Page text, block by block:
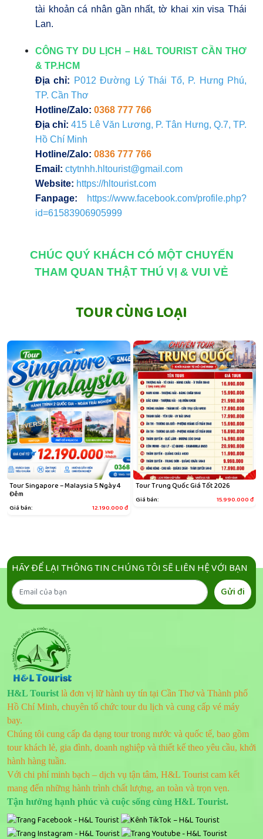
tài khoản cá nhân gần nhất, tờ khai xin visa Thái
Lan.
CÔNG TY DU LỊCH – H&L TOURIST CẦN THƠ
& TP.HCM
Địa chỉ: P012 Đường Lý Thái Tổ, P. Hưng Phú,
TP. Cần Thơ
Hotline/Zalo: 0368 777 766
Địa chỉ: 415 Lê Văn Lương, P. Tân Hưng, Q.7, TP.
Hồ Chí Minh
Hotline/Zalo: 0836 777 766
Email: ctytnhh.hltourist@gmail.com
Website: https://hltourist.com
Fanpage:
https://www.facebook.com/profile.php?
id=61583906905999
CHÚC QUÝ KHÁCH CÓ MỘT CHUYẾN
THAM QUAN THẬT THÚ VỊ & VUI VẺ
TOUR CÙNG LOẠI
Tour Singapore – Malaysia 5 Ngày 4
Đêm
Giá bán: 12.190.000đ
Tour Trung Quốc Giá Tốt 2026
Giá bán: 15.990.000đ
HÃY ĐỂ LẠI THÔNG TIN CHÚNG TÔI SẼ LIÊN HỆ VỚI BẠN
Gửi đi
H&L Tourist là đơn vị lữ hành uy tín tại Cần Thơ và Thành phố
Hồ Chí Minh, chuyên tổ chức tour du lịch và cung cấp vé máy
bay.
Chúng tôi cung cấp đa dạng tour trong nước và quốc tế, bao gồm
tour khách lẻ, gia đình, doanh nghiệp và thiết kế theo yêu cầu, khởi
hành hàng tuần.
Với chi phí minh bạch – dịch vụ tận tâm, H&L Tourist cam kết
mang đến những hành trình chất lượng, an toàn và trọn vẹn.
Tận hưởng hạnh phúc và cuộc sống cùng H&L Tourist.